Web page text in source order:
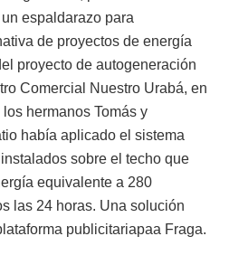
espaldarazo para
de proyectos de energía
proyecto de autogeneración
Comercial Nuestro Urabá, en
hermanos Tomás y
había aplicado el sistema
sobre el techo que
equivalente a 280
las 24 horas. Una solución
publicitariapaa Fraga.